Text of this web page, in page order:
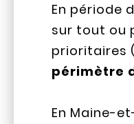
En période
sur tout ou
prioritaires
périmètre
En Maine-